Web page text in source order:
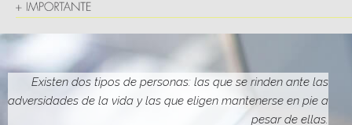
M
D
E
N
A
Existen dos tipos de personas: las que se rinden ante las
adversidades de la vida y las que eligen mantenerse en pie a
pesar de ellas.